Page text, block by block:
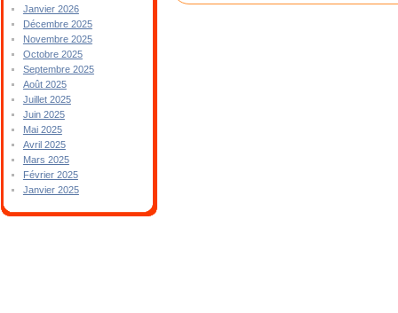
Janvier 2026
Décembre 2025
Novembre 2025
Octobre 2025
Septembre 2025
Août 2025
Juillet 2025
Juin 2025
Mai 2025
Avril 2025
Mars 2025
Février 2025
Janvier 2025